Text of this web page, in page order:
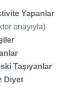
Yapanlar
onayıyla)
Taşıyanlar
Diyet